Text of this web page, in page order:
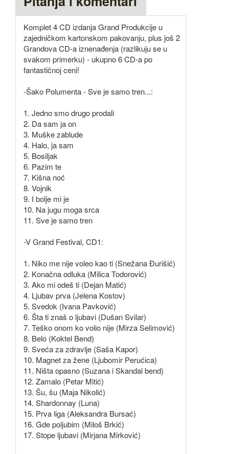
Komplet 4 CD izdanja Grand Produkcije u
zajedničkom kartonskom pakovanju, plus još 2
Grandova CD-a iznenađenja (razlikuju se u
svakom primerku) - ukupno 6 CD-a po
fantastičnoj ceni!
-Šako Polumenta - Sve je samo tren...:
1. Jedno smo drugo prodali
2. Da sam ja on
3. Muške zablude
4. Halo, ja sam
5. Bosiljak
6. Pazim te
7. Kišna noć
8. Vojnik
9. I bolje mi je
10. Na jugu moga srca
11. Sve je samo tren
-V Grand Festival, CD1:
1. Niko me nije voleo kao ti (Snežana Đurišić)
2. Konačna odluka (Milica Todorović)
3. Ako mi odeš ti (Dejan Matić)
4. Ljubav prva (Jelena Kostov)
5. Svedok (Ivana Pavković)
6. Šta ti znaš o ljubavi (Dušan Svilar)
7. Teško onom ko volio nije (Mirza Selimović)
8. Belo (Koktel Bend)
9. Sveća za zdravlje (Saša Kapor)
10. Magnet za žene (Ljubomir Perućica)
11. Ništa opasno (Suzana i Skandal bend)
12. Zamalo (Petar Mitić)
13. Šu, šu (Maja Nikolić)
14. Shardonnay (Luna)
15. Prva liga (Aleksandra Bursać)
16. Gde poljubim (Miloš Brkić)
17. Stope ljubavi (Mirjana Mirković)